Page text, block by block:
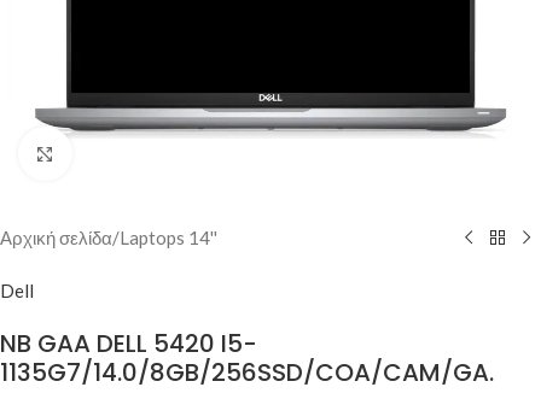
Αρχική σελίδα/Laptops 14''
Dell
NB GAA DELL 5420 I5-
1135G7/14.0/8GB/256SSD/COA/CAM/GA.